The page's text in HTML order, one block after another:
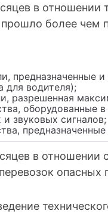
в отношении
более чем
предназначенные
для водителя);
разрешенная
оборудованные
звуковых сигналов;
в отношении
опасных